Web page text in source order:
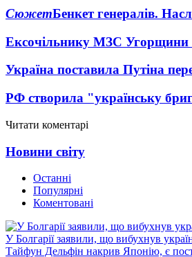
СюжетБенкет генералів.
Ексочільнику МЗС Угорщини
Україна поставила Путіна
РФ створила "українську
Читати коментарі
Новини світу
Останні
Популярні
Коментовані
У Болгарії заявили, що вибухнув
Тайфун Дельфін накрив Японію, є